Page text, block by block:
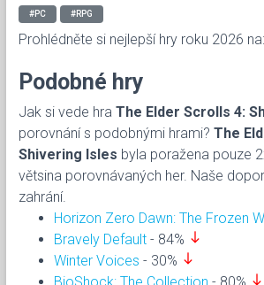
#PC #RPG
Prohlédněte si nejlepší hry roku 2026 na:
Podobné hry
Jak si vede hra The Elder Scrolls 4:
porovnání s podobnými hrami? The
Shivering Isles byla poražena pouze
větsina porovnávaných her. Naše
zahrání.
Horizon Zero Dawn: The Frozen
Bravely Default - 84% south
Winter Voices - 30% south
BioShock: The Collection - 80% south